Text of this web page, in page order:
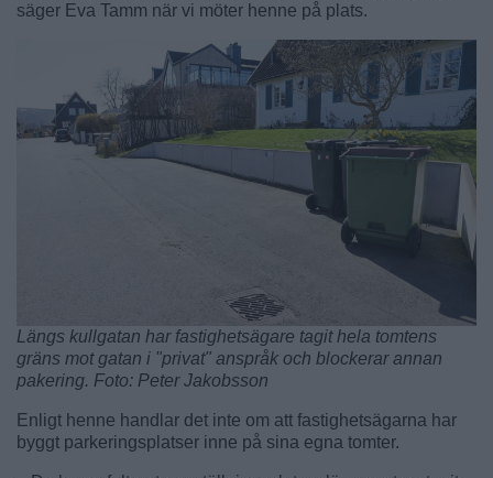
säger Eva Tamm när vi möter henne på plats.
Längs kullgatan har fastighetsägare tagit hela tomtens
gräns mot gatan i "privat" anspråk och blockerar annan
pakering. Foto: Peter Jakobsson
Enligt henne handlar det inte om att fastighetsägarna har
byggt parkeringsplatser inne på sina egna tomter.